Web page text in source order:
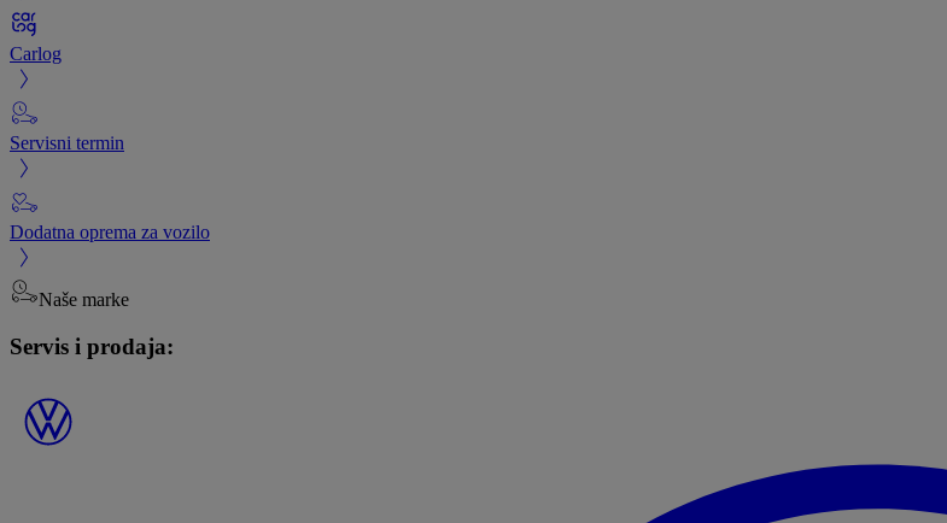
Carlog
Servisni termin
Dodatna oprema za vozilo
Naše marke
Servis i prodaja: